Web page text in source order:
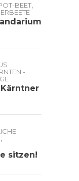
BEET,
-
,
sitzen!